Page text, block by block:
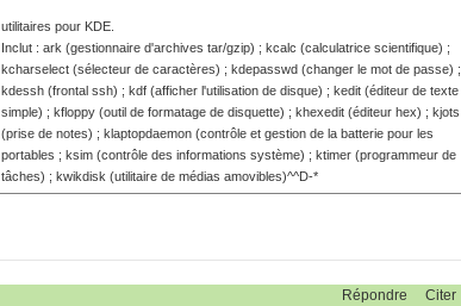
utilitaires pour KDE.
Inclut : ark (gestionnaire d'archives tar/gzip) ; kcalc (calculatrice scientifique) ;
kcharselect (sélecteur de caractères) ; kdepasswd (changer le mot de passe) ;
kdessh (frontal ssh) ; kdf (afficher l'utilisation de disque) ; kedit (éditeur de texte
simple) ; kfloppy (outil de formatage de disquette) ; khexedit (éditeur hex) ; kjots
(prise de notes) ; klaptopdaemon (contrôle et gestion de la batterie pour les
portables ; ksim (contrôle des informations système) ; ktimer (programmeur de
tâches) ; kwikdisk (utilitaire de médias amovibles)^^D-*
Répondre Citer